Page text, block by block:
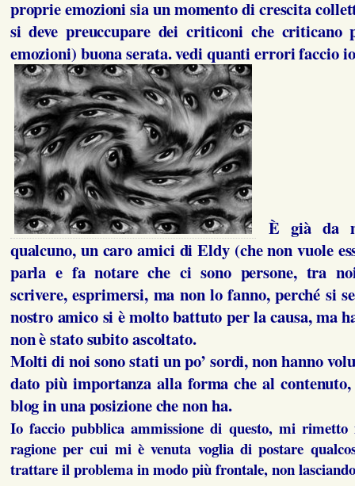
proprie emozioni sia un momento di crescita
si deve preuccupare dei criticoni che criticano
emozioni) buona serata. vedi quanti errori faccio
È già da
qualcuno, un caro amici di Eldy (che non vuole
parla e fa notare che ci sono persone, tra
scrivere, esprimersi, ma non lo fanno, perché si
nostro amico si è molto battuto per la causa, ma
non è stato subito ascoltato.
Molti di noi sono stati un po’ sordi, non hanno
dato più importanza alla forma che al
blog in una posizione che non ha.
Io faccio pubblica ammissione di questo, mi rimetto
ragione per cui mi è venuta voglia di postare
trattare il problema in modo più frontale, non